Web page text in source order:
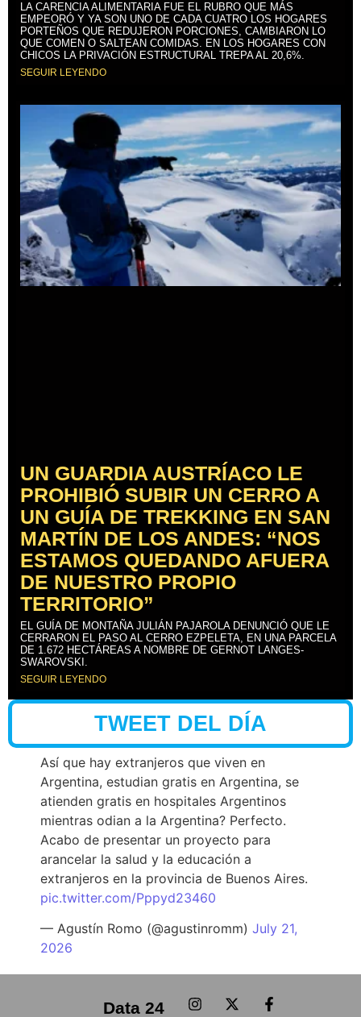
LA CARENCIA ALIMENTARIA FUE EL RUBRO QUE MÁS
EMPEORÓ Y YA SON UNO DE CADA CUATRO LOS HOGARES
PORTEÑOS QUE REDUJERON PORCIONES, CAMBIARON LO
QUE COMEN O SALTEAN COMIDAS. EN LOS HOGARES CON
CHICOS LA PRIVACIÓN ESTRUCTURAL TREPA AL 20,6%.
SEGUIR LEYENDO
UN GUARDIA AUSTRÍACO LE
PROHIBIÓ SUBIR UN CERRO A
UN GUÍA DE TREKKING EN SAN
MARTÍN DE LOS ANDES: “NOS
ESTAMOS QUEDANDO AFUERA
DE NUESTRO PROPIO
TERRITORIO”
EL GUÍA DE MONTAÑA JULIÁN PAJAROLA DENUNCIÓ QUE LE
CERRARON EL PASO AL CERRO EZPELETA, EN UNA PARCELA
DE 1.672 HECTÁREAS A NOMBRE DE GERNOT LANGES-
SWAROVSKI.
SEGUIR LEYENDO
TWEET DEL DÍA
Así que hay extranjeros que viven en
Argentina, estudian gratis en Argentina, se
atienden gratis en hospitales Argentinos
mientras odian a la Argentina? Perfecto.
Acabo de presentar un proyecto para
arancelar la salud y la educación a
extranjeros en la provincia de Buenos Aires.
pic.twitter.com/Pppyd23460
— Agustín Romo (@agustinromm) July 21,
2026
Data 24